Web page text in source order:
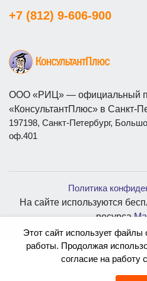
+7 (812) 9-606-900
ООО «РИЦ» — официальный
«КонсультантПлюс» в Санкт-
197198, Санкт-Петербург,
оф.401
Политика
На сайте используются
ресурса
Этот сайт использует
работы. Продолжая
согласие на работу